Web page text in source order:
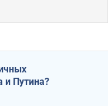
и Путина?